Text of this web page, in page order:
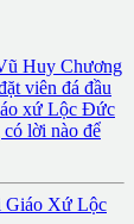
Huy Chương
viên đá đầu
xứ Lộc Đức
lời nào để